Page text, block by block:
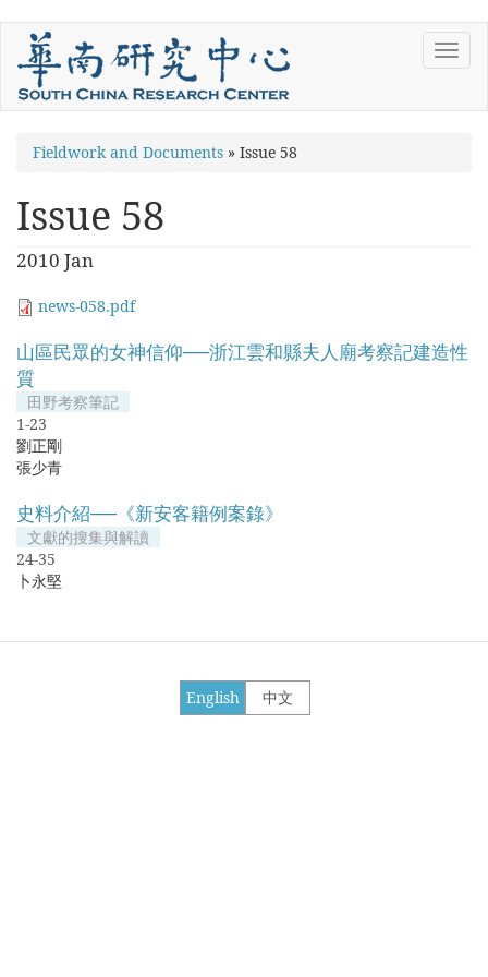
Skip
main
content
You
here
Fieldwork and Documents » Issue 58
Issue 58
2010 Jan
news-058.pdf
山區民眾的女神信仰──浙江雲和縣夫人廟考察記建造性
質
田野考察筆記
1-23
劉正剛
張少青
史料介紹──《新安客籍例案錄》
文獻的搜集與解讀
24-35
卜永堅
中文
English